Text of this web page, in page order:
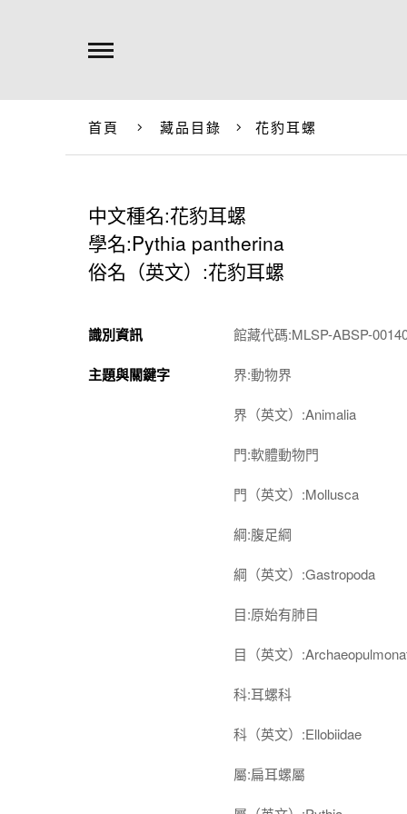
首頁 藏品目錄 花豹耳螺
中文種名:花豹耳螺
學名:Pythia pantherina
俗名（英文）:花豹耳螺
識別資訊 館藏代碼:MLSP-ABSP-
主題與關鍵字 界:動物界
界（英文）:Animalia
門:軟體動物門
門（英文）:Mollusca
綱:腹足綱
綱（英文）:Gastropoda
目:原始有肺目
目（英文）
科:耳螺科
科（英文）:Ellobiidae
屬:扁耳螺屬